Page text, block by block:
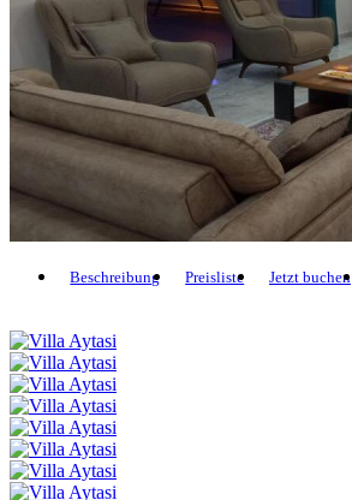
Beschreibung Preisliste Jetzt buchen